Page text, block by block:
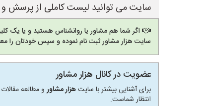
سایت می توانید لیست کاملی از پرسش
اگر شما هم مشاور یا روانشناس هستید و یا یک
سایت هزار مشاور ثبت نام نموده و سپس خودتان را
عضویت در کانال هزار مشاور
برای آشنایی بیشتر با سایتهزار مشاورو مطالعه
انتظار شماست.